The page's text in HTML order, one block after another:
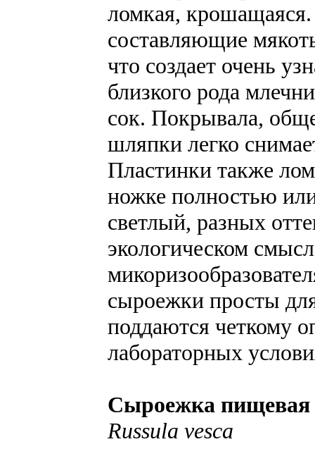
ломкая,
составляющие
что создает очень
близкого рода
сок. Покрывала,
шляпки легко
Пластинки также
ножке полностью
светлый, разных
экологическом
сыроежки просты
поддаются четкому
лабораторных
Сыроежка пищевая
Russula vesca